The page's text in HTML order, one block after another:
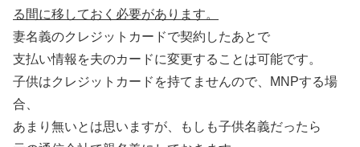
る間に移しておく必要があります。
妻名義のクレジットカードで契約したあとで
支払い情報を夫のカードに変更することは可能です。
子供はクレジットカードを持てませんので、MNPする場
合、
あまり無いとは思いますが、もしも子供名義だったら